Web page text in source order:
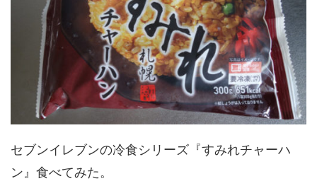
セブンイレブンの冷食シリーズ『すみれチャーハ
ン』食べてみた。